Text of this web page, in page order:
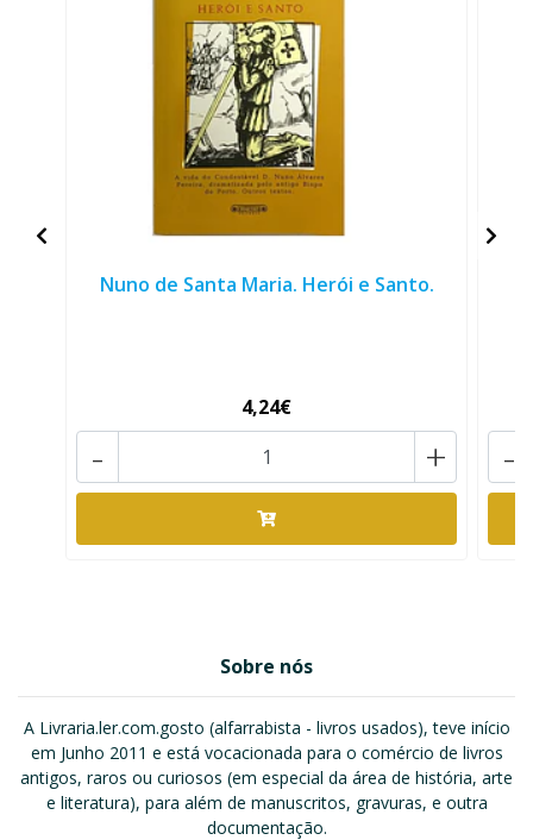
Nuno de Santa Maria. Herói e Santo.
4,24€
+
- -
Sobre nós
A Livraria.ler.com.gosto (alfarrabista - livros usados), teve início
em Junho 2011 e está vocacionada para o comércio de livros
antigos, raros ou curiosos (em especial da área de história, arte
e literatura), para além de manuscritos, gravuras, e outra
documentação.